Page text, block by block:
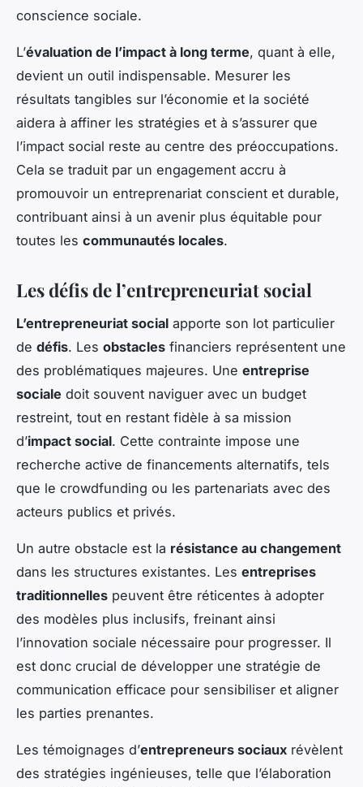
conscience sociale.
L’évaluation de l’impact à long terme, quant à elle,
devient un outil indispensable. Mesurer les
résultats tangibles sur l’économie et la société
aidera à affiner les stratégies et à s’assurer que
l’impact social reste au centre des préoccupations.
Cela se traduit par un engagement accru à
promouvoir un entreprenariat conscient et durable,
contribuant ainsi à un avenir plus équitable pour
toutes les communautés locales.
Les défis de l’entrepreneuriat social
L’entrepreneuriat social apporte son lot particulier
de défis. Les obstacles financiers représentent une
des problématiques majeures. Une entreprise
sociale doit souvent naviguer avec un budget
restreint, tout en restant fidèle à sa mission
d’impact social. Cette contrainte impose une
recherche active de financements alternatifs, tels
que le crowdfunding ou les partenariats avec des
acteurs publics et privés.
Un autre obstacle est la résistance au changement
dans les structures existantes. Les entreprises
traditionnelles peuvent être réticentes à adopter
des modèles plus inclusifs, freinant ainsi
l’innovation sociale nécessaire pour progresser. Il
est donc crucial de développer une stratégie de
communication efficace pour sensibiliser et aligner
les parties prenantes.
Les témoignages d’entrepreneurs sociaux révèlent
des stratégies ingénieuses, telle que l’élaboration